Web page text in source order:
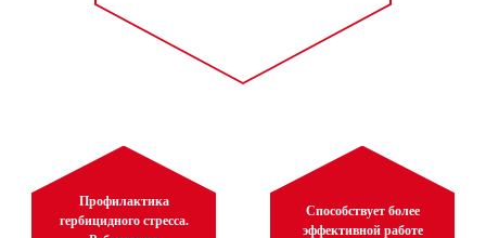
Профилактика
гербицидного стресса.
Способствует более
эффективной работе